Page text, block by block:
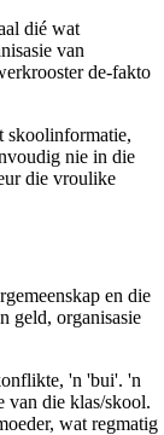
dié wat
van
de-fakto
skoolinformatie,
nie in die
die vroulike
en die
geld, organisasie
'n 'bui'. 'n
van die klas/skool.
wat regmatig